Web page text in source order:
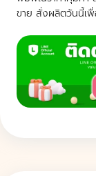
ขาย สั่งผลิตวันนี้เพื่